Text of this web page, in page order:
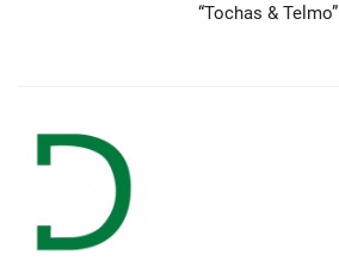
“Tochas & Telmo”